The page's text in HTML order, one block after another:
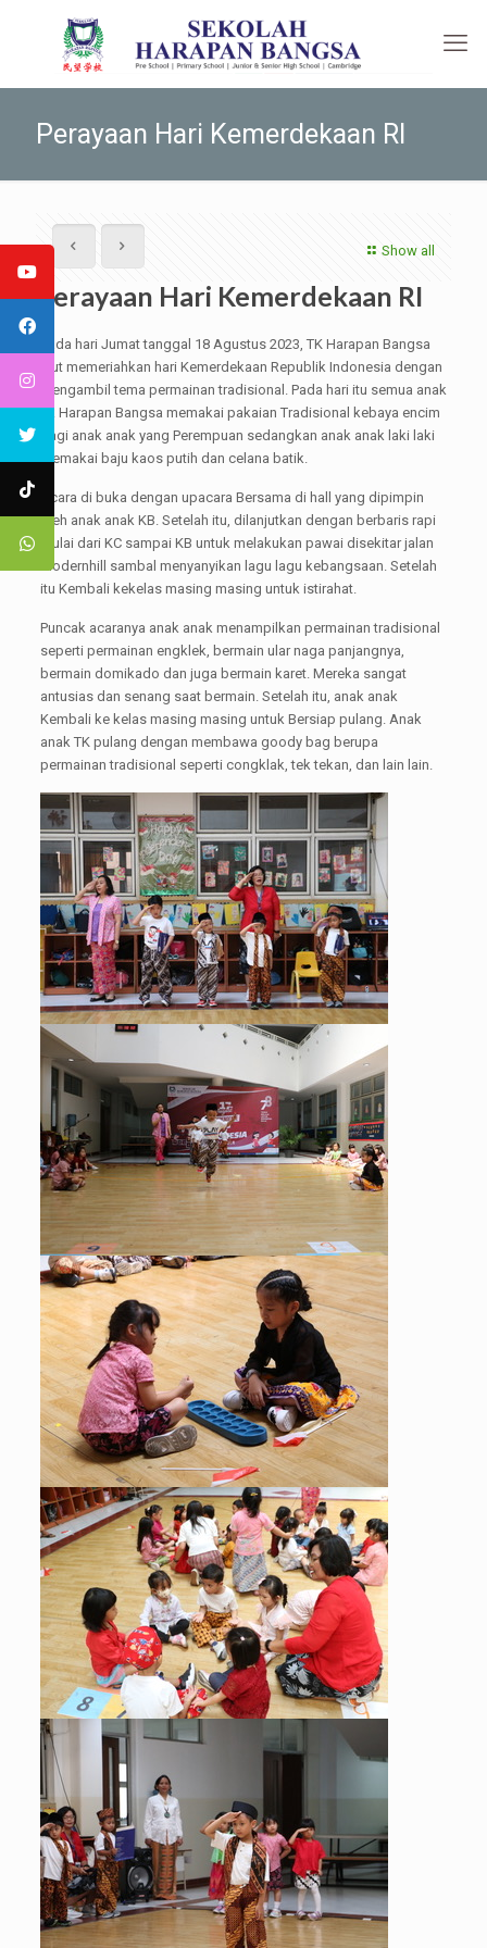
Perayaan Hari Kemerdekaan RI
Show all
Perayaan Hari Kemerdekaan RI
Pada hari Jumat tanggal 18 Agustus 2023, TK Harapan Bangsa
ikut memeriahkan hari Kemerdekaan Republik Indonesia dengan
mengambil tema permainan tradisional. Pada hari itu semua anak
Tk Harapan Bangsa memakai pakaian Tradisional kebaya encim
bagi anak anak yang Perempuan sedangkan anak anak laki laki
memakai baju kaos putih dan celana batik.
Acara di buka dengan upacara Bersama di hall yang dipimpin
oleh anak anak KB. Setelah itu, dilanjutkan dengan berbaris rapi
mulai dari KC sampai KB untuk melakukan pawai disekitar jalan
modernhill sambal menyanyikan lagu lagu kebangsaan. Setelah
itu Kembali kekelas masing masing untuk istirahat.
Puncak acaranya anak anak menampilkan permainan tradisional
seperti permainan engklek, bermain ular naga panjangnya,
bermain domikado dan juga bermain karet. Mereka sangat
antusias dan senang saat bermain. Setelah itu, anak anak
Kembali ke kelas masing masing untuk Bersiap pulang. Anak
anak TK pulang dengan membawa goody bag berupa
permainan tradisional seperti congklak, tek tekan, dan lain lain.